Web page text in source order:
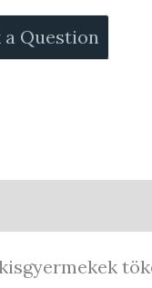
a Question